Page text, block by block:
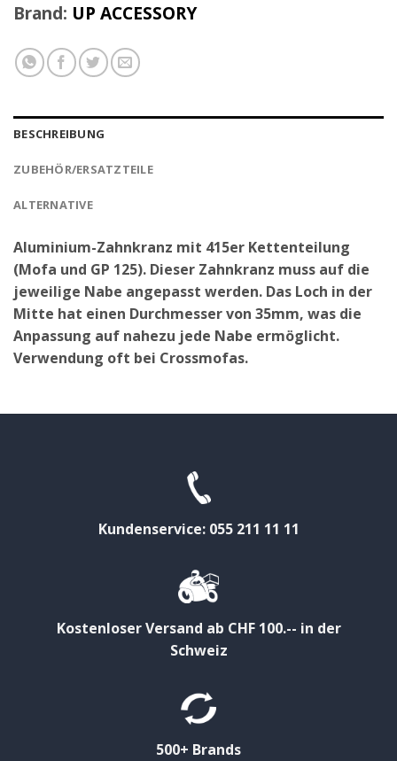
Brand: UP ACCESSORY
BESCHREIBUNG
ZUBEHÖR/ERSATZTEILE
ALTERNATIVE
Aluminium-Zahnkranz mit 415er Kettenteilung
(Mofa und GP 125). Dieser Zahnkranz muss auf die
jeweilige Nabe angepasst werden. Das Loch in der
Mitte hat einen Durchmesser von 35mm, was die
Anpassung auf nahezu jede Nabe ermöglicht.
Verwendung oft bei Crossmofas.
Kundenservice: 055 211 11 11
Kostenloser Versand ab CHF 100.-- in der
Schweiz
500+ Brands